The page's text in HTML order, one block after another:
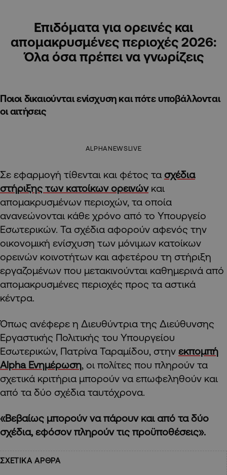
Επιδόματα για ορεινές και
απομακρυσμένες περιοχές 2026:
Όλα όσα πρέπει να γνωρίζεις
Ποιοι δικαιούνται ενίσχυση και πότε υποβάλλονται
οι αιτήσεις
ALPHANEWSLIVE
Σε εφαρμογή τίθενται και φέτος τα σχέδια
στήριξης των κατοίκων ορεινώνκαι
απομακρυσμένων περιοχών, τα οποία
ανανεώνονται κάθε χρόνο από το Υπουργείο
Εσωτερικών. Τα σχέδια αφορούν αφενός την
οικονομική ενίσχυση των μόνιμων κατοίκων
ορεινών κοινοτήτων και αφετέρου τη στήριξη
εργαζομένων που μετακινούνται καθημερινά από
απομακρυσμένες περιοχές προς τα αστικά
κέντρα.
Όπως ανέφερε η Διευθύντρια της Διεύθυνσης
Εργαστικής Πολιτικής του Υπουργείου
Εσωτερικών, Πατρίνα Ταραμίδου, στην εκπομπή
Alpha Ενημέρωση, οι πολίτες που πληρούν τα
σχετικά κριτήρια μπορούν να επωφεληθούν και
από τα δύο σχέδια ταυτόχρονα.
«Βεβαίως μπορούν να πάρουν και από τα δύο
σχέδια, εφόσον πληρούν τις προϋποθέσεις».
ΣΧΕΤΙΚΑ ΑΡΘΡΑ